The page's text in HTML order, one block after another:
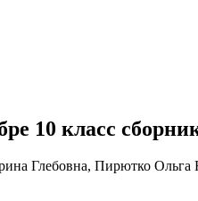
10 класс